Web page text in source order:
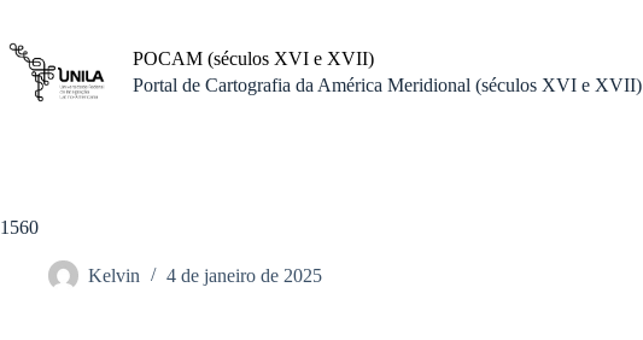
conteúdo
POCAM (séculos XVI e XVII)
Portal de Cartografia da América Meridional (séculos XVI e XVII)
1560
Kelvin 4 de janeiro de 2025